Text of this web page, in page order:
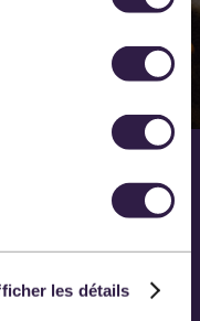
les détails